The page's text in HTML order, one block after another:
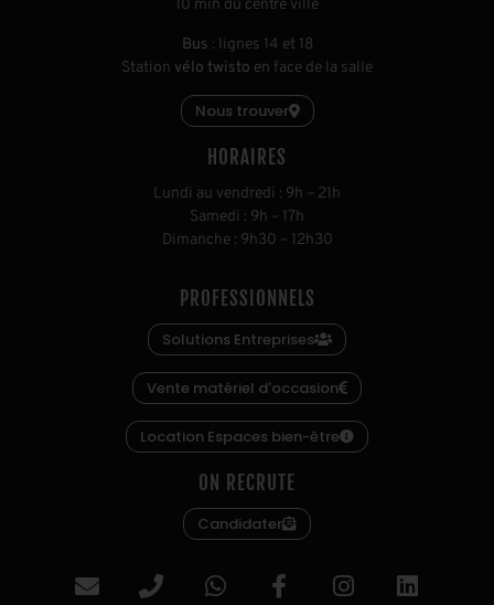
10 min du centre ville
Bus : lignes 14 et 18
Station vélo twisto en face de la salle
Nous trouver
HORAIRES
Lundi au vendredi : 9h
21h
Samedi : 9h
17h
Dimanche: 9h30 12h30
PROFESSIONNELS
Solutions Entreprises
Vente matériel d'occasion
Location Espaces bien-être
ON RECRUTE
Candidater